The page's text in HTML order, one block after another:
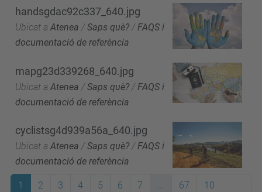
handsgdac92c337_640.jpg
Ubicat a Atenea /Saps què? /FAQS i
documentació de referència
mapg23d339268_640.jpg
Ubicat a Atenea /Saps què? / FAQS i
documentació de referència
cyclistsg4d939a56a_640.jpg
Ubicat a Atenea /Saps què? /FAQS i
documentació de referència
1 2 3 4 5 6 7 ... 67
10